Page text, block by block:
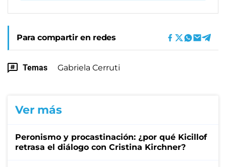
Para compartir en redes
Temas Gabriela Cerruti
Ver más
Peronismo y procastinación: ¿por qué Kicillof
retrasa el diálogo con Cristina Kirchner?